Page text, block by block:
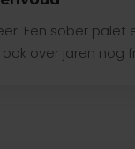
Een sober palet
over jaren nog